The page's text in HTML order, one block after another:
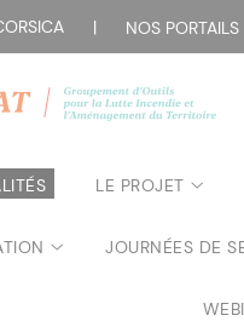
| NOS
LE PROJET
JOURNÉES DE